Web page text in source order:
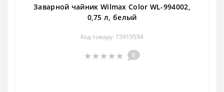
Заварной чайник Wilmax Color WL-994002,
0,75 л, белый
Код товару: 15919594
0